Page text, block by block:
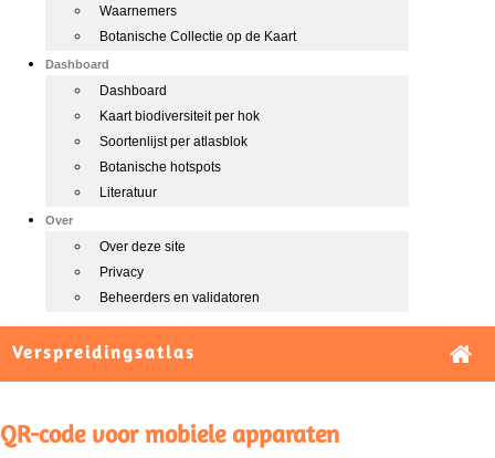
Waarnemers
Botanische Collectie op de Kaart
Dashboard
Dashboard
Kaart biodiversiteit per hok
Soortenlijst per atlasblok
Botanische hotspots
Literatuur
Over
Over deze site
Privacy
Beheerders en validatoren
Verspreidingsatlas
QR-code voor mobiele apparaten